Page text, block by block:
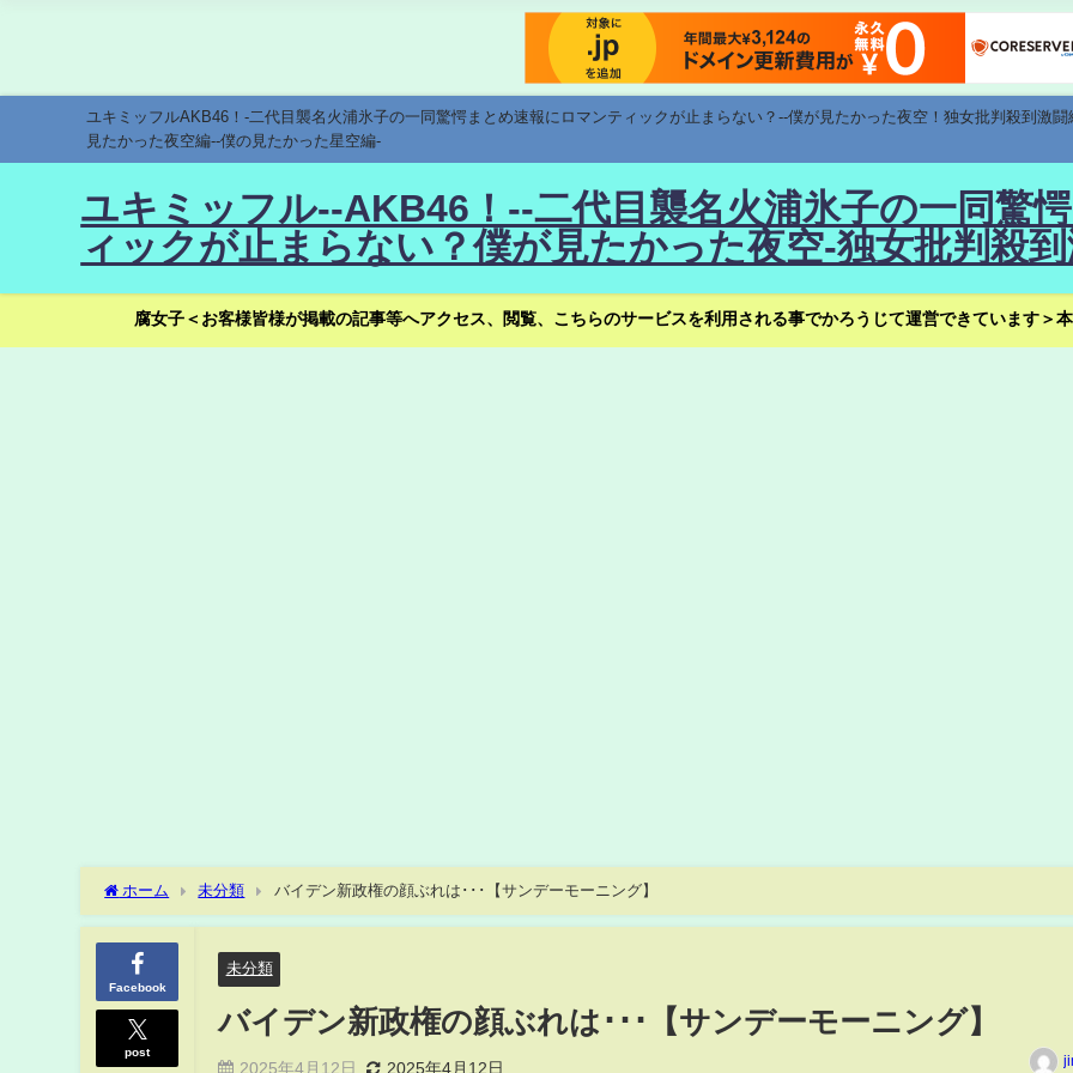
ユキミッフルAKB46！-二代目襲名火浦氷子の一同驚愕まとめ速報にロマンティックが止まらない？--僕が見たかった夜空！独女批判殺到激
見たかった夜空編--僕の見たかった星空編-
ユキミッフル--AKB46！--二代目襲名火浦氷子の一同驚
ィックが止まらない？僕が見たかった夜空-独女批判殺
腐女子＜お客様皆様が掲載の記事等へアクセス、閲覧、こちらのサービスを利用される事でかろうじて運営できています＞
ホーム 未分類 バイデン新政権の顔ぶれは･･･【サンデーモーニング】
Facebook
post
未分類
バイデン新政権の顔ぶれは･･･【サンデーモーニング】
2025年4月12日 2025年4月12日